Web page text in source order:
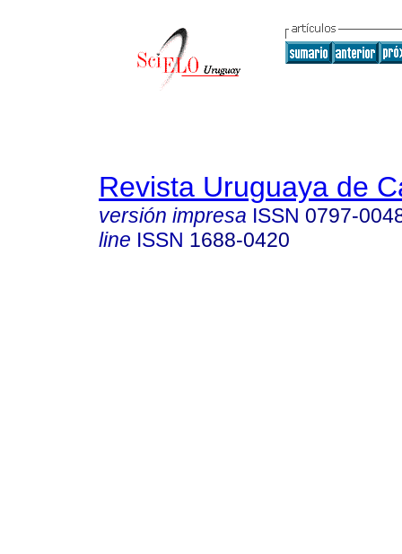
Revista Uruguaya de
versión impresa ISSN 0797-
line ISSN 1688-0420